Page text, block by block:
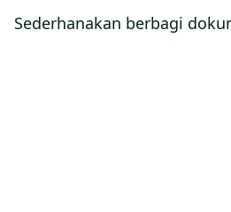
Sederhanakan berbagi